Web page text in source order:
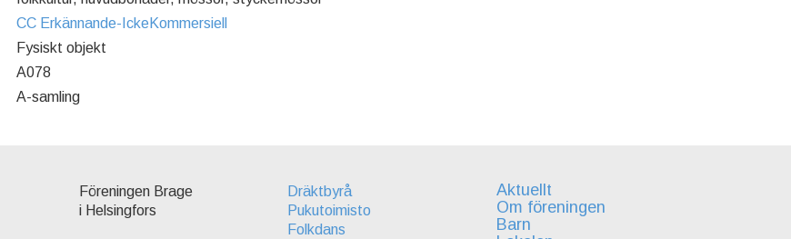
CC Erkännande-IckeKommersiell
Fysiskt objekt
A078
A-samling
Föreningen Brage
i Helsingfors
Dräktbyrå
Pukutoimisto
Folkdans
Aktuellt
Om föreningen
Barn